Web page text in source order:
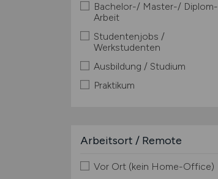
Bachelor-/ Master-/ Diplom-
Arbeit
Studentenjobs /
Werkstudenten
Ausbildung / Studium
Praktikum
Arbeitsort / Remote
Vor Ort (kein Home-Office)